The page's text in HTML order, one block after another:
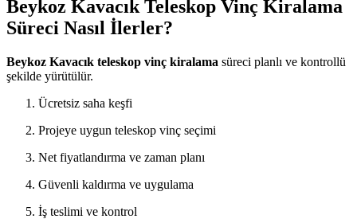
Beykoz Kavacık Teleskop Vinç Kiralama
Süreci Nasıl İlerler?
Beykoz Kavacık teleskop vinç kiralama süreci planlı ve kontrollü
şekilde yürütülür.
Ücretsiz saha keşfi
Projeye uygun teleskop vinç seçimi
Net fiyatlandırma ve zaman planı
Güvenli kaldırma ve uygulama
İş teslimi ve kontrol